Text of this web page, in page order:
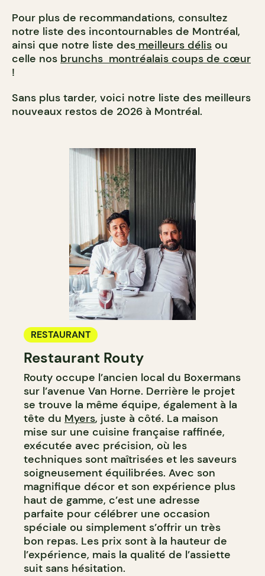
Pour plus de recommandations, consultez
notre liste des incontournables de Montréal,
ainsi que notre liste des meilleurs délis ou
celle nos brunchs montréalais coups de cœur
!
Sans plus tarder, voici notre liste des meilleurs
nouveaux restos de 2026 à Montréal.
RESTAURANT
Restaurant Routy
Routy occupe l’ancien local du Boxermans
sur l’avenue Van Horne. Derrière le projet
se trouve la même équipe, également à la
tête du Myers, juste à côté. La maison
mise sur une cuisine française raffinée,
exécutée avec précision, où les
techniques sont maîtrisées et les saveurs
soigneusement équilibrées. Avec son
magnifique décor et son expérience plus
haut de gamme, c’est une adresse
parfaite pour célébrer une occasion
spéciale ou simplement s’offrir un très
bon repas. Les prix sont à la hauteur de
l’expérience, mais la qualité de l’assiette
suit sans hésitation.